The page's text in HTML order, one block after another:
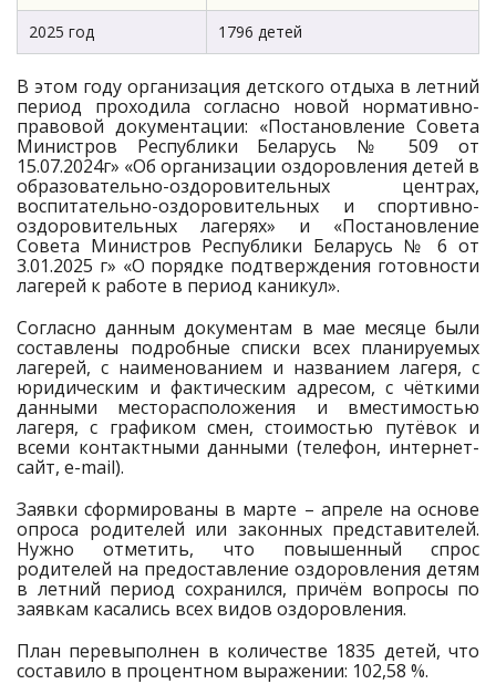
2025 год 1796 детей
В этом году организация детского отдыха в летний
период проходила согласно новой нормативно-
правовой документации: «Постановление Совета
Министров Республики Беларусь № 509 от
15.07.2024г» «Об организации оздоровления детей в
образовательно-оздоровительных центрах,
воспитательно-оздоровительных и спортивно-
оздоровительных лагерях» и «Постановление
Совета Министров Республики Беларусь № 6 от
3.01.2025 г» «О порядке подтверждения готовности
лагерей к работе в период каникул».
Согласно данным документам в мае месяце были
составлены подробные списки всех планируемых
лагерей, с наименованием и названием лагеря, с
юридическим и фактическим адресом, с чёткими
данными месторасположения и вместимостью
лагеря, с графиком смен, стоимостью путёвок и
всеми контактными данными (телефон, интернет-
сайт, e-mail).
Заявки сформированы в марте – апреле на основе
опроса родителей или законных представителей.
Нужно отметить, что повышенный спрос
родителей на предоставление оздоровления детям
в летний период сохранился, причём вопросы по
заявкам касались всех видов оздоровления.
План перевыполнен в количестве 1835 детей, что
составило в процентном выражении: 102,58 %.